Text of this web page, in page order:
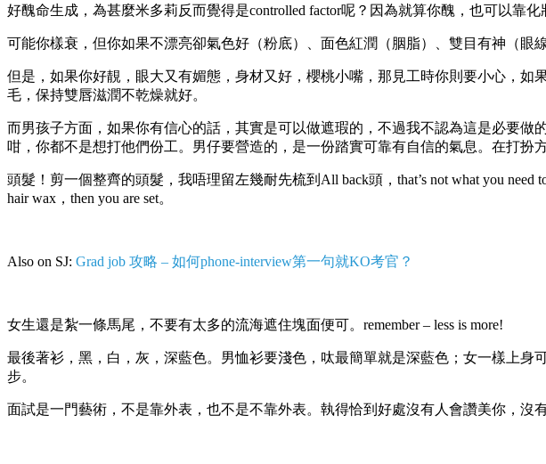
好醜命生成，為甚麼米多莉反而覺得是controlled factor呢？因為就算你醜，也可以靠
可能你樣衰，但你如果不漂亮卻氣色好（粉底）、面色紅潤（胭脂）、雙目有神（
但是，如果你好靚，眼大又有媚態，身材又好，櫻桃小嘴，那見工時你則要小心，
毛，保持雙唇滋潤不乾燥就好。
而男孩子方面，如果你有信心的話，其實是可以做遮瑕的，不過我不認為這是必要
咁，你都不是想打他們份工。男仔要營造的，是一份踏實可靠有自信的氣息。在打扮
頭髮！剪一個整齊的頭髮，我唔理留左幾耐先梳到All back頭，that’s not what you
hair wax，then you are set。
Also on SJ: Grad job 攻略 – 如何phone-interview第一句就KO考官？
女生還是紮一條馬尾，不要有太多的流海遮住塊面便可。remember – less is more!
最後著衫，黑，白，灰，深藍色。男恤衫要淺色，呔最簡單就是深藍色；女一樣上身
步。
面試是一門藝術，不是靠外表，也不是不靠外表。執得恰到好處沒有人會讚美你，沒